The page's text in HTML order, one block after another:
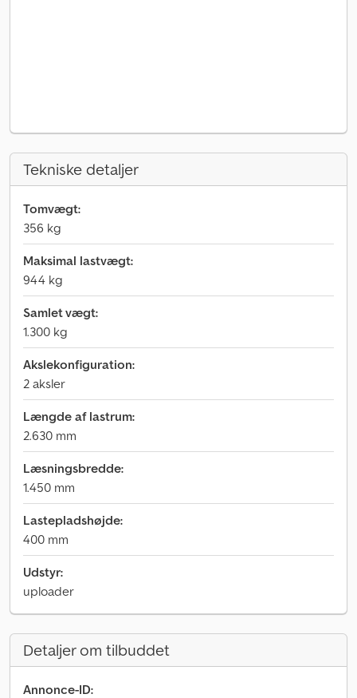
Tekniske detaljer
Tomvægt:
356 kg
Maksimal lastvægt:
944 kg
Samlet vægt:
1.300 kg
Akslekonfiguration:
2 aksler
Længde af lastrum:
2.630 mm
Læsningsbredde:
1.450 mm
Lastepladshøjde:
400 mm
Udstyr:
uploader
Detaljer om tilbuddet
Annonce-ID: